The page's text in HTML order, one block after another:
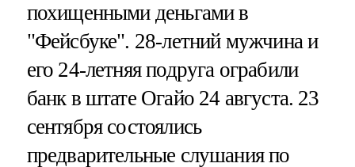
похищенными деньгами в
"Фейсбуке". 28-летний мужчина и
его 24-летняя подруга ограбили
банк в штате Огайо 24 августа. 23
сентября состоялись
предварительные слушания по